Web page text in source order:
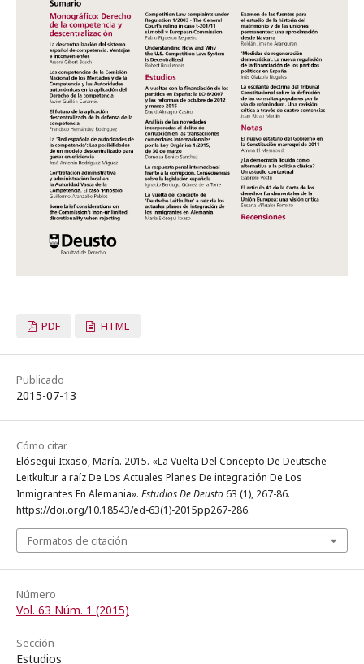
PDF HTML
Publicado
2015-07-13
Cómo citar
Elósegui Itxaso, María. 2015. «La Vuelta Del Concepto De Deutsche
Leitkultur a raíz De Los Actuales Planes De integración De Los
Inmigrantes En Alemania». Estudios De Deusto 63 (1), 267-86.
https://doi.org/10.18543/ed-63(1)-2015pp267-286.
Formatos de citación
Número
Vol. 63 Núm. 1 (2015)
Sección
Estudios